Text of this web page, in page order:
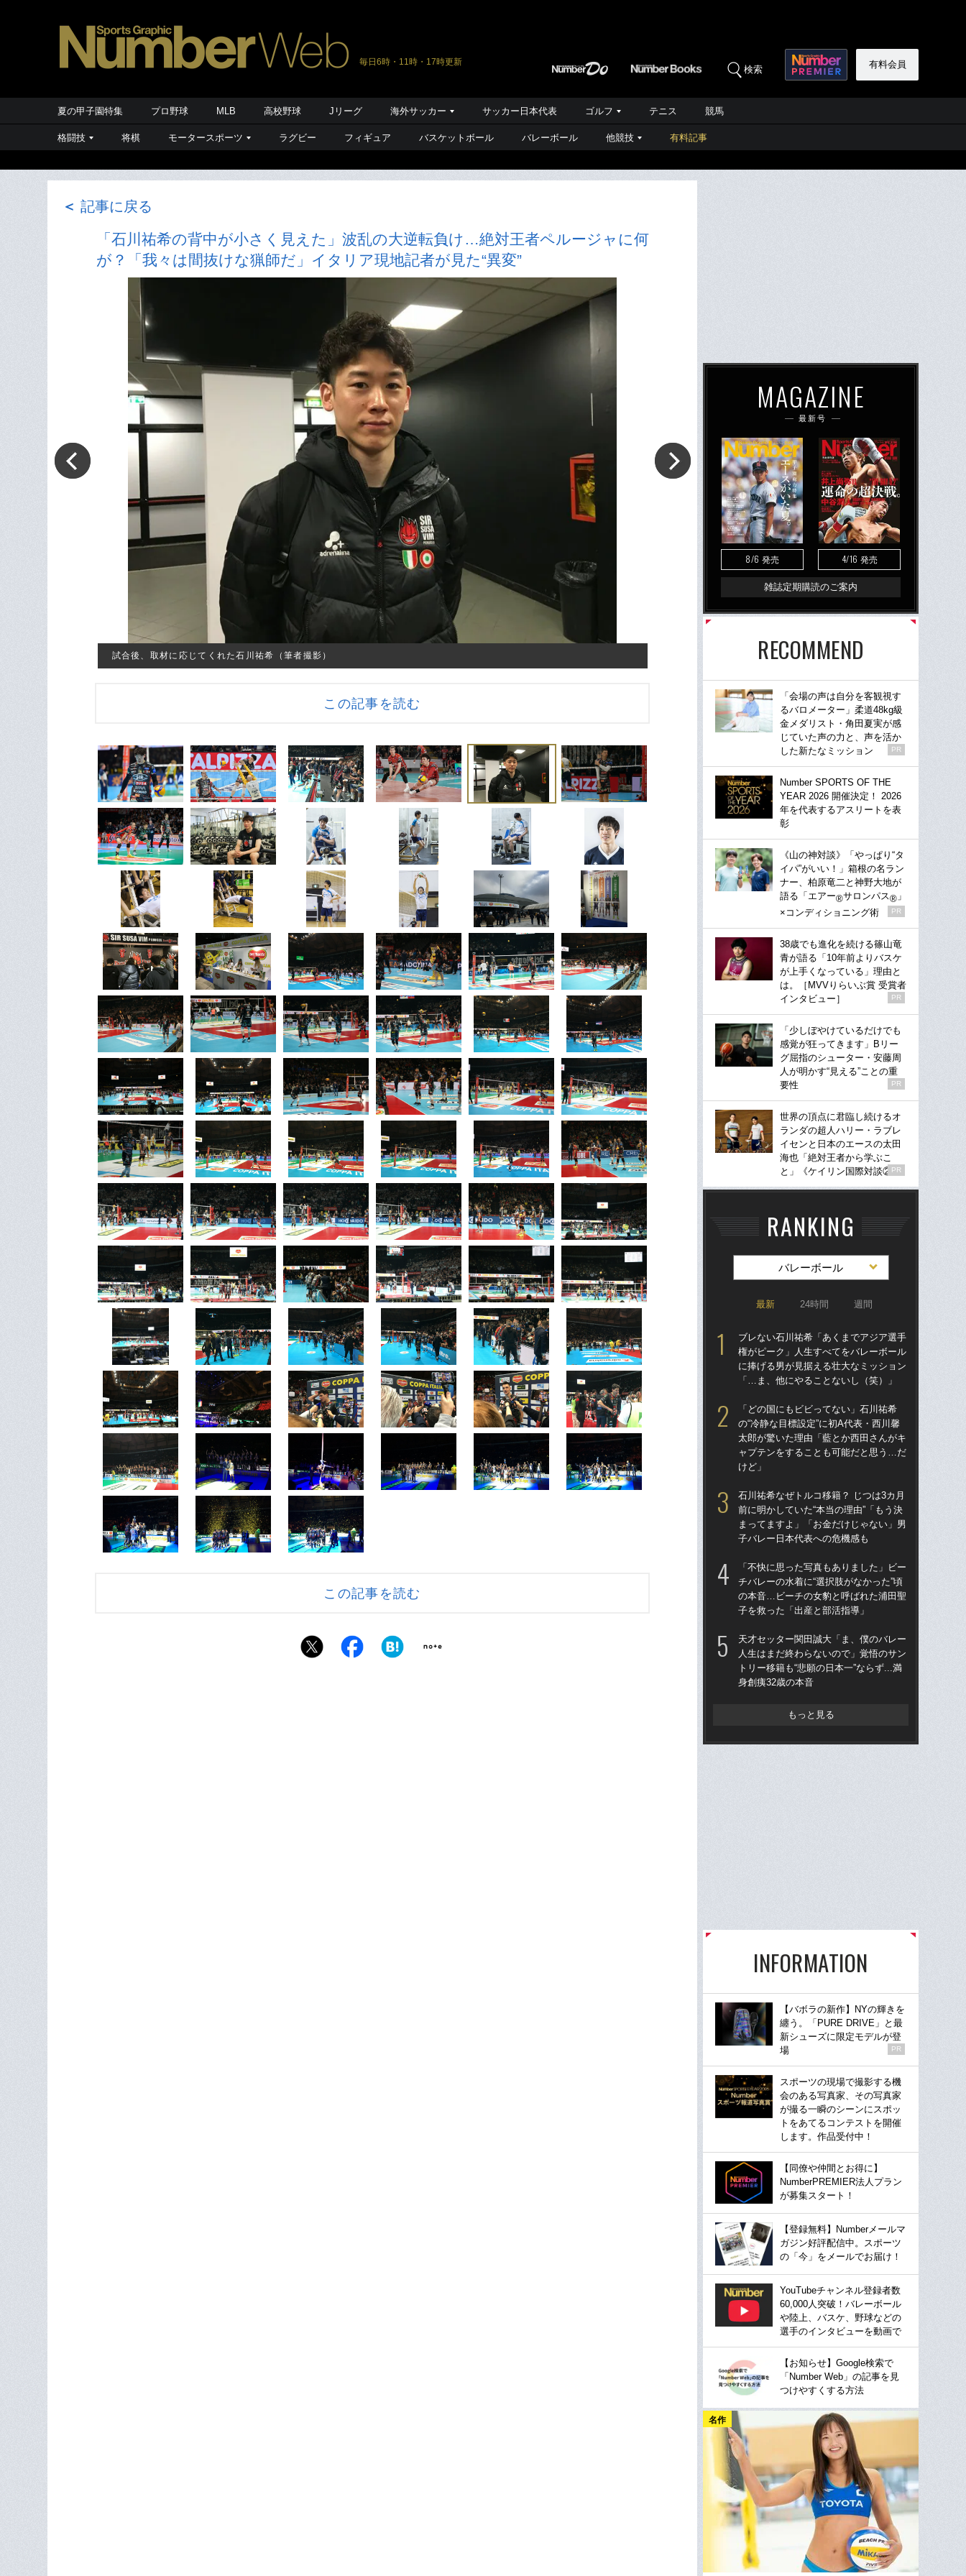
毎日6時・11時・17時更新
検索 有料会員
夏の甲子園特集 プロ野球 MLB 高校野球 Jリーグ 海外サッカー サッカー日本代表 ゴルフ テニス 競馬
格闘技 将棋 モータースポーツ ラグビー フィギュア バスケットボール バレーボール 他競技 有料記事
＜ 記事に戻る
「石川祐希の背中が小さく見えた」波乱の大逆転負け…絶対王者ペルージャに何
が？「我々は間抜けな猟師だ」イタリア現地記者が見た“異変”
試合後、取材に応じてくれた石川祐希（筆者撮影）
この記事を読む
この記事を読む
MAGAZINE
最新号
8/6 発売 4/16 発売
雑誌定期購読のご案内
RECOMMEND
「会場の声は自分を客観視す
るバロメーター」柔道48kg級
金メダリスト・角田夏実が感
じていた声の力と、声を活か
した新たなミッション
PR
Number SPORTS OF THE
YEAR 2026 開催決定！ 2026
年を代表するアスリートを表
彰
《山の神対談》「やっぱり“タ
イパ”がいい！」箱根の名ラン
ナー、柏原竜二と神野大地が
語る「エアー®サロンパス® 」
×コンディショニング術
PR
38歳でも進化を続ける篠山竜
青が語る「10年前よりバスケ
が上手くなっている」理由と
は。［MVVりらいぶ賞 受賞者
インタビュー］
PR
「少しぼやけているだけでも
感覚が狂ってきます」Bリー
グ屈指のシューター・安藤周
人が明かす“見える”ことの重
要性
PR
世界の頂点に君臨し続けるオ
ランダの超人ハリー・ラブレ
イセンと日本のエースの太田
海也「絶対王者から学ぶこ
と」《ケイリン国際対談②》
PR
RANKING
バレーボール
最新 24時間 週間
ブレない石川祐希「あくまでアジア選手
権がピーク」人生すべてをバレーボール
に捧げる男が見据える壮大なミッション
「…ま、他にやることないし（笑）」
「どの国にもビビってない」石川祐希
の“冷静な目標設定”に初A代表・西川馨
太郎が驚いた理由「藍とか西田さんがキ
ャプテンをすることも可能だと思う…だ
けど」
石川祐希なぜトルコ移籍？ じつは3カ月
前に明かしていた“本当の理由”「もう決
まってますよ」「お金だけじゃない」男
子バレー日本代表への危機感も
「不快に思った写真もありました」ビー
チバレーの水着に“選択肢がなかった”頃
の本音…ビーチの女豹と呼ばれた浦田聖
子を救った「出産と部活指導」
天才セッター関田誠大「ま、僕のバレー
人生はまだ終わらないので」覚悟のサン
トリー移籍も“悲願の日本一”ならず...満
身創痍32歳の本音
もっと見る
INFORMATION
【バボラの新作】NYの輝きを
纏う。「PURE DRIVE」と最
新シューズに限定モデルが登
場
PR
スポーツの現場で撮影する機
会のある写真家、その写真家
が撮る一瞬のシーンにスポッ
トをあてるコンテストを開催
します。作品受付中！
【同僚や仲間とお得に】
NumberPREMIER法人プラン
が募集スタート！
【登録無料】Numberメールマ
ガジン好評配信中。スポーツ
の「今」をメールでお届け！
YouTubeチャンネル登録者数
60,000人突破！バレーボール
や陸上、バスケ、野球などの
選手のインタビューを動画で
【お知らせ】Google検索で
「Number Web」の記事を見
つけやすくする方法
名作